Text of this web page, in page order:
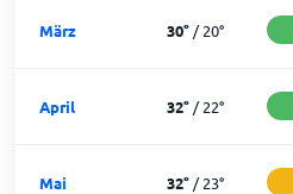
März 30°/20°
April 32°/22°
Mai 32°/23°